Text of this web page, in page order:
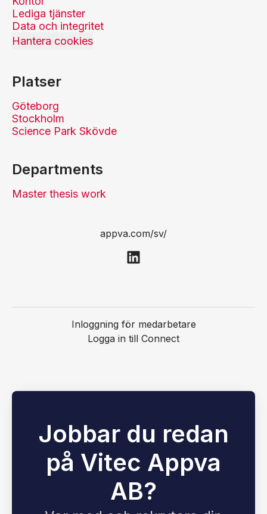
Lediga tjänster
Data och integritet
Hantera cookies
Platser
Göteborg
Stockholm
Science Park Skövde
Departments
Master thesis work
appva.com/sv/
Inloggning för medarbetare
Logga in till Connect
Jobbar du redan
på Vitec Appva
AB?